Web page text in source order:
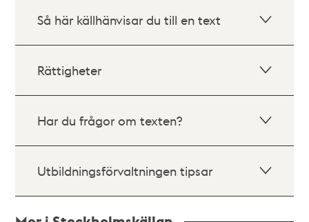
Så här källhänvisar du till en text
Rättigheter
Har du frågor om texten?
Utbildningsförvaltningen tipsar